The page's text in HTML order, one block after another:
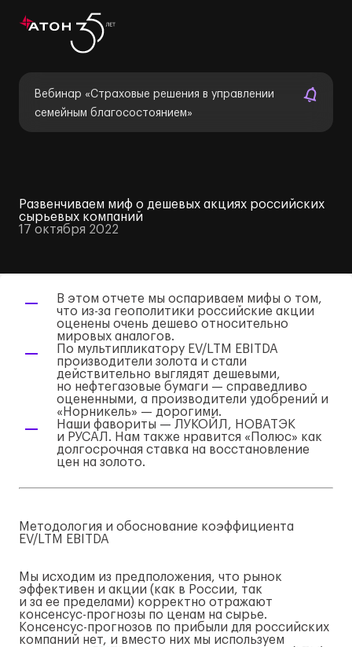
Вебинар «Страховые решения в управлении
семейным благосостоянием»
Развенчиваем миф о дешевых акциях российских
сырьевых компаний
17 октября 2022
В этом отчете мы оспариваем мифы о том,
что из-за геополитики российские акции
оценены очень дешево относительно
мировых аналогов.
По мультипликатору EV/LTM EBITDA
производители золота и стали
действительно выглядят дешевыми,
но нефтегазовые бумаги — справедливо
оцененными, а производители удобрений и
«Норникель» — дорогими.
Наши фавориты — ЛУКОЙЛ, НОВАТЭК
и РУСАЛ. Нам также нравится «Полюс» как
долгосрочная ставка на восстановление
цен на золото.
Методология и обоснование коэффициента
EV/LTM EBITDA
Мы исходим из предположения, что рынок
эффективен и акции (как в России, так
и за ее пределами) корректно отражают
консенсус-прогнозы по ценам на сырье.
Консенсус-прогнозов по прибыли для российских
компаний нет, и вместо них мы используем